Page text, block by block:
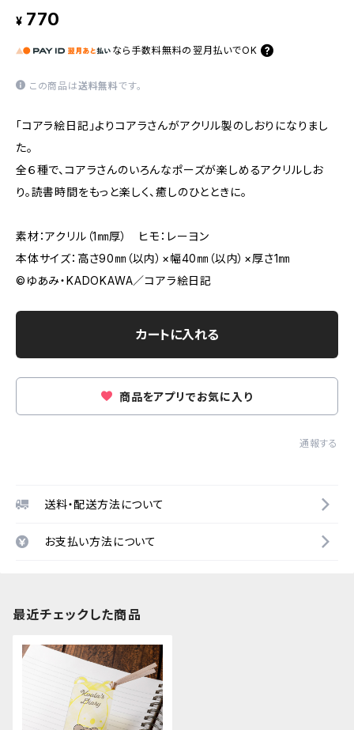
¥ 770
なら 手数料無料の 翌月払いでOK
この商品は送料無料です。
「コアラ絵日記」よりコアラさんがアクリル製のしおりになりまし
た。
全６種で、コアラさんのいろんなポーズが楽しめるアクリルしお
り。読書時間をもっと楽しく、癒しのひとときに。
素材：アクリル（1㎜厚） ヒモ：レーヨン
本体サイズ：高さ90㎜（以内）×幅40㎜（以内）×厚さ1㎜
©︎ゆあみ・KADOKAWA／コアラ絵日記
カートに入れる
商品をアプリでお気に入り
通報する
送料・配送方法について
お支払い方法について
最近チェックした商品